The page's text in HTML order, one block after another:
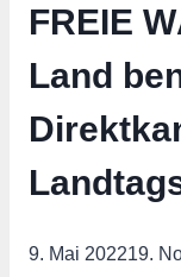
FREIE
Land
9. Mai 202219.